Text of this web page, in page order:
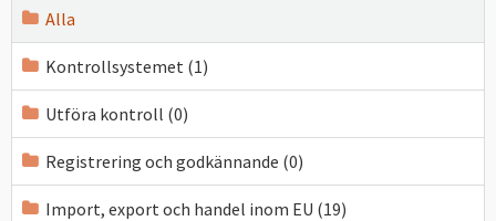
Alla
Kontrollsystemet (1)
Utföra kontroll (0)
Registrering och godkännande (0)
Import, export och handel inom EU (19)